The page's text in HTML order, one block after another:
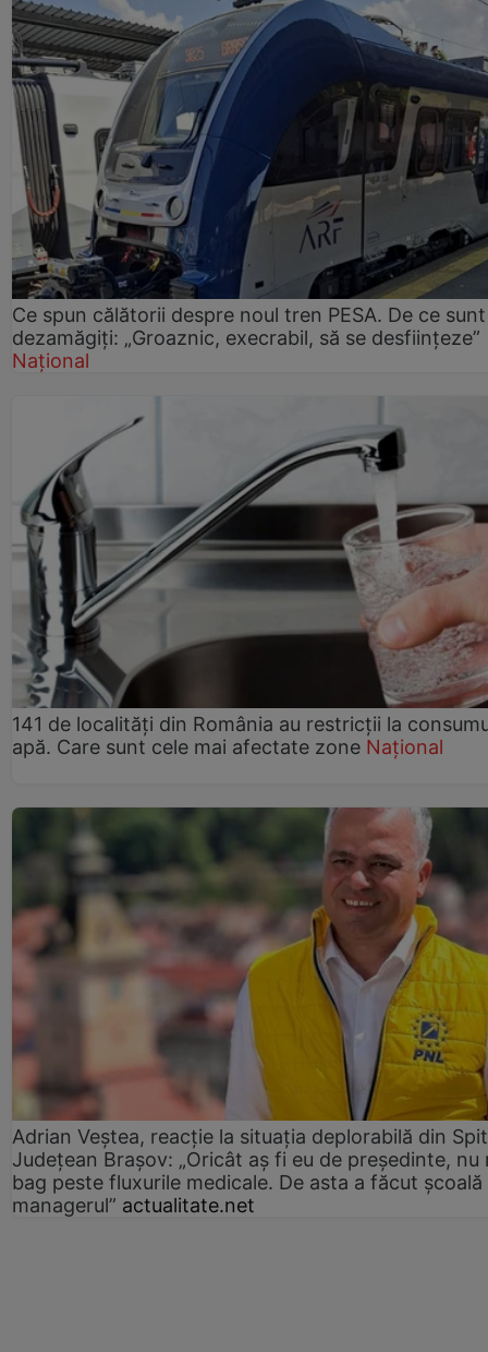
Ce spun călătorii despre noul tren PESA. De ce sunt
dezamăgiți: „Groaznic, execrabil, să se desființeze”
Național
141 de localități din România au restricții la
apă. Care sunt cele mai afectate zone Național
Adrian Veștea, reacție la situația deplorabilă din
Județean Brașov: „Oricât aș fi eu de președinte, nu
bag peste fluxurile medicale. De asta a făcut școală
managerul” actualitate.net